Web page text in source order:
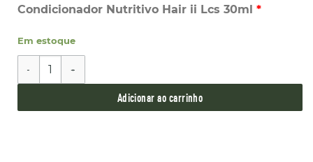
Condicionador Nutritivo Hair ii Lcs 30ml
Em estoque
Ritual Equilíbrio quantidade
Adicionar ao carrinho